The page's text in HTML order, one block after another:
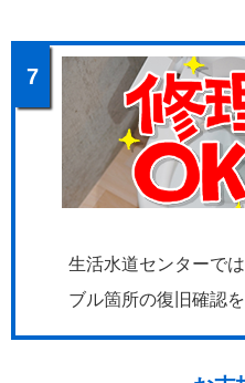
7
生活水道センターで
ブル箇所の復旧確認